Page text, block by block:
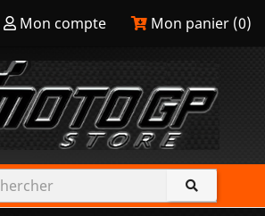
Mon compte Mon panier (0)